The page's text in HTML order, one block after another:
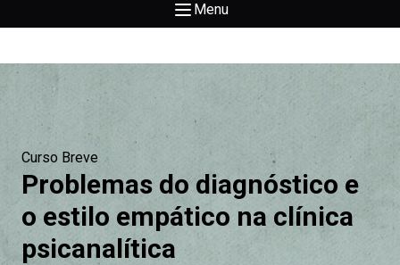
Menu
Curso Breve
Problemas do diagnóstico e
o estilo empático na clínica
psicanalítica